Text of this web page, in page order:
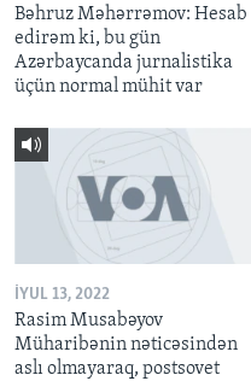
Bəhruz Məhərrəmov: Hesab
edirəm ki, bu gün
Azərbaycanda jurnalistika
üçün normal mühit var
İYUL 13, 2022
Rasim Musabəyov
Müharibənin nəticəsindən
aslı olmayaraq, postsovet